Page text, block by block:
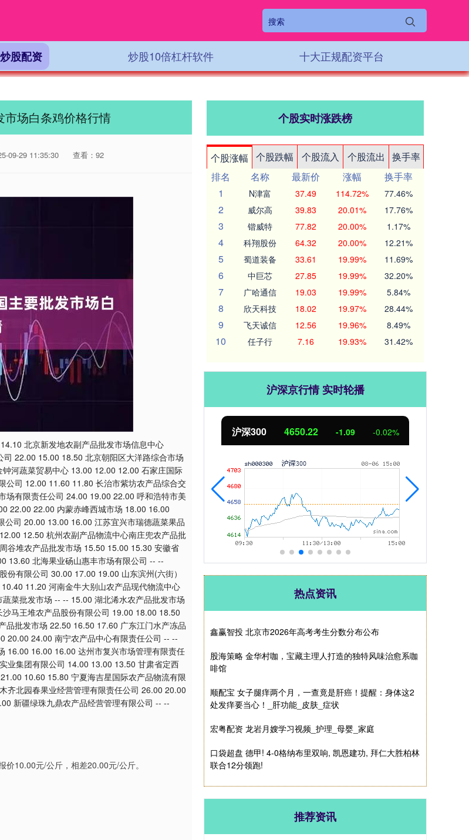
炒股配资 炒股10倍杠杆软件 十大正规配资平台
场白条鸡价格行情
09-29 11:35:30 查看：92
北京新发地农副产品批发市场信息中心
22.00 15.00 18.50 北京朝阳区大洋路综合市场
河蔬菜贸易中心 13.00 12.00 12.00 石家庄国际
公司 12.00 11.60 11.80 长治市紫坊农产品综合交
场有限责任公司 24.00 19.00 22.00 呼和浩特市美
22.00 22.00 内蒙赤峰西城市场 18.00 16.00
司 20.00 13.00 16.00 江苏宜兴市瑞德蔬菜果品
12.50 杭州农副产品物流中心南庄兜农产品批
谷堆农产品批发市场 15.50 15.00 15.30 安徽省
13.60 北海果业砀山惠丰市场有限公司 -- --
有限公司 30.00 17.00 19.00 山东滨州(六街）
11.20 河南金牛大别山农产品现代物流中心
菜批发市场 -- -- 15.00 湖北浠水农产品批发市场
马王堆农产品股份有限公司 19.00 18.00 18.50
品批发市场 22.50 16.50 17.60 广东江门水产冻品
20.00 24.00 南宁农产品中心有限责任公司 -- --
16.00 16.00 16.00 达州市复兴市场管理有限责任
业集团有限公司 14.00 13.00 13.50 甘肃省定西
10.60 15.80 宁夏海吉星国际农产品物流有限
齐北园春果业经营管理有限责任公司 26.00 20.00
新疆绿珠九鼎农产品经营管理有限公司 -- --
10.00元/公斤，相差20.00元/公斤。
个股实时涨跌榜
个股涨幅 个股跌幅 个股流入 个股流出
换手率
排名
名称 最新价 涨幅
换手率
1
N津富 37.49 114.72% 77.46%
2 威尔高 39.83 20.01% 17.76%
3 锴威特 77.82 20.00% 1.17%
4 科翔股份 64.32 20.00% 12.21%
5 蜀道装备 33.61 19.99% 11.69%
6 中巨芯 27.85 19.99% 32.20%
7 广哈通信 19.03 19.99% 5.84%
8 欣天科技 18.02 19.97% 28.44%
9 飞天诚信 12.56 19.96% 8.49%
10 任子行 7.16 19.93% 31.42%
沪深京行情 实时轮播
沪深300 4650.22 -1.09 北证50 1122.88 0.00 0.00%
热点资讯
鑫赢智投 北京市2026年高考考生分数分布公布
股海策略 金华村咖，宝藏主理人打造的独特风味治愈系咖
啡馆
顺配宝 女子腿痒两个月，一查竟是肝癌！提醒：身体这2
处发痒要当心！_肝功能_皮肤_症状
宏粤配资 龙岩月嫂学习视频_护理_母婴_家庭
口袋超盘 德甲! 4-0格纳布里双响, 凯恩建功, 拜仁大胜柏林
联合12分领跑!
推荐资讯